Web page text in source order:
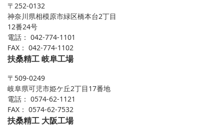
〒252-0132
神奈川県相模原市緑区橋本台2丁目
12番24号
電話： 042-774-1101
FAX： 042-774-1102
扶桑精工 岐阜工場
〒509-0249
岐阜県可児市姫ケ丘2丁目17番地
電話： 0574-62-1121
FAX： 0574-62-7532
扶桑精工 大阪工場